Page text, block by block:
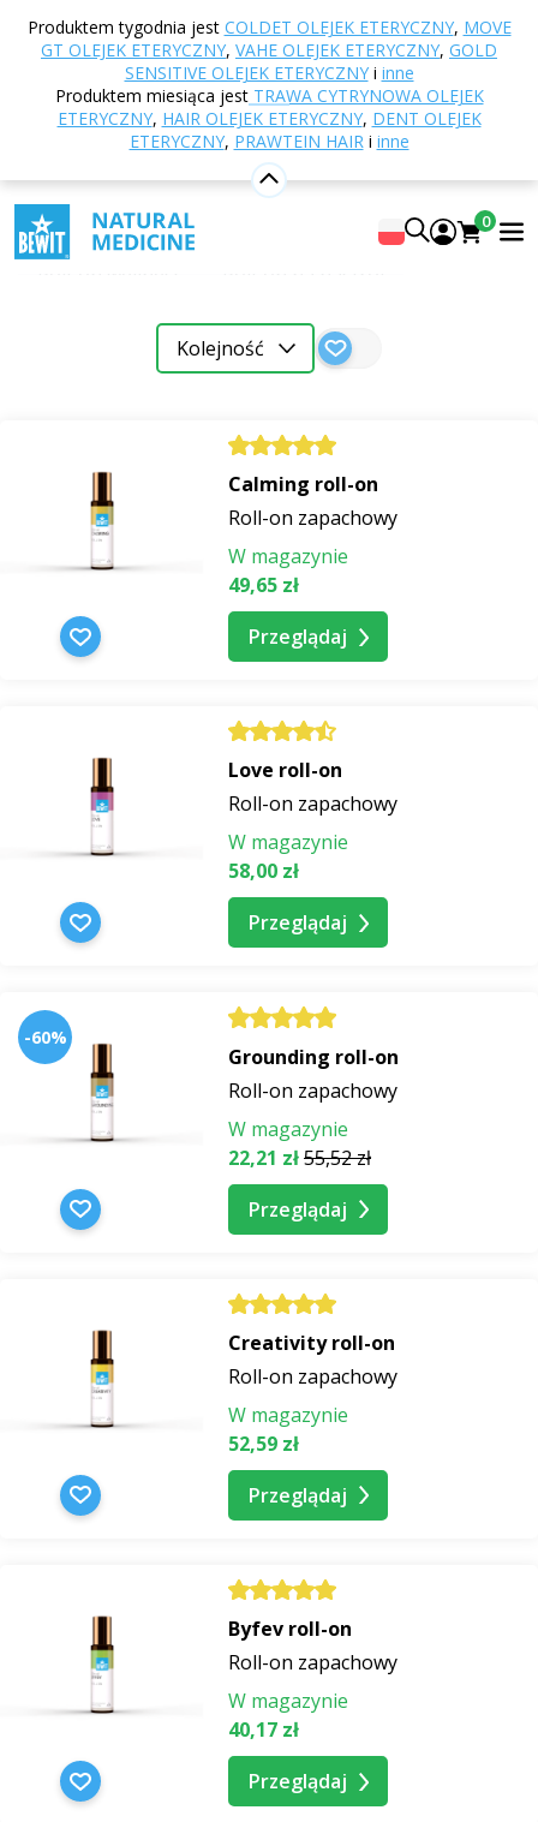
Produktem tygodnia jest COLDET OLEJEK ETERYCZNY, MOVE
GT OLEJEK ETERYCZNY, VAHE OLEJEK ETERYCZNY, GOLD
SENSITIVE OLEJEK ETERYCZNYi inne
Produktem miesiąca jest TRAWA CYTRYNOWA OLEJEK
ETERYCZNY, HAIR OLEJEK ETERYCZNY, DENT OLEJEK
ETERYCZNY, PRAWTEIN HAIRi inne
0
Wyszukiwanie frazy: roll-on
Kategoria
Roll-on
Roll-on zapach
Roll-on zapachowy
Rytuały, medytacja i samorozwój
Stabilność emocjonalna
Olejki eteryczne
Kolejność
Calming roll-on
Roll-on zapachowy
W magazynie
49,65 zł
Przeglądaj
Love roll-on
Roll-on zapachowy
W magazynie
58,00 zł
Przeglądaj
-60%
Grounding roll-on
Roll-on zapachowy
W magazynie
22,21 zł55,52 zł
Przeglądaj
Creativity roll-on
Roll-on zapachowy
W magazynie
52,59 zł
Przeglądaj
Byfev roll-on
Roll-on zapachowy
W magazynie
40,17 zł
Przeglądaj